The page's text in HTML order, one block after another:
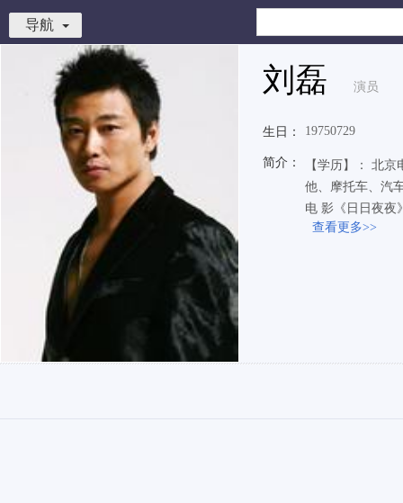
导航
刘磊 演员
生日： 19750729
简介：
【学历】： 北
他、摩托车、汽
电 影《日日夜夜
查看更多>>